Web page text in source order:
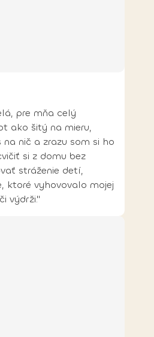
pre mňa celý
ako šitý na mieru,
nič a zrazu som si ho
si z domu bez
stráženie detí,
ktoré vyhovovalo mojej
výdrži."